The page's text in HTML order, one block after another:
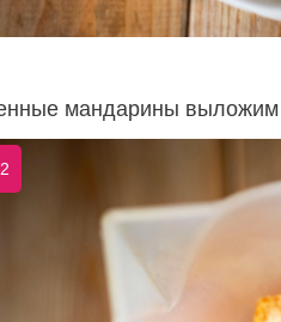
мандарины выложим